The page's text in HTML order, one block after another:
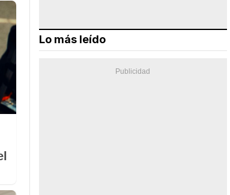
Lo más leído